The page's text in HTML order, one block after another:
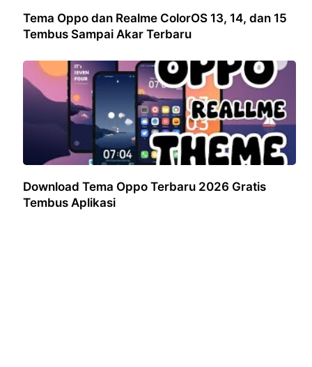
Tema Oppo dan Realme ColorOS 13, 14, dan 15
Tembus Sampai Akar Terbaru
Download Tema Oppo Terbaru 2026 Gratis
Tembus Aplikasi